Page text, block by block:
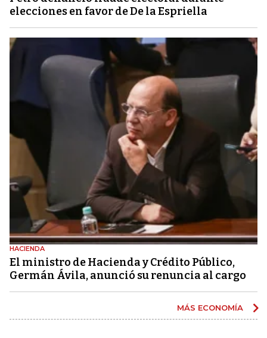
elecciones en favor de De la Espriella
HACIENDA
El ministro de Hacienda y Crédito Público,
Germán Ávila, anunció su renuncia al cargo
MÁS ECONOMÍA